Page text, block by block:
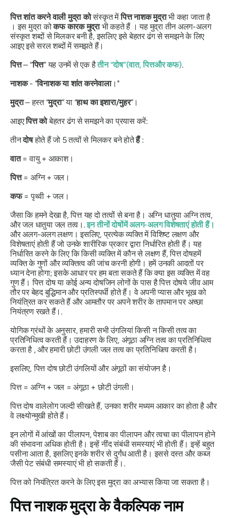
पित्तशांत करने वालीमुद्रा कोसंस्कृत मेंपित्त नाशक मुद्राभी कहा जाता है
। इसमुद्रा कोकफ कारक मुद्राभी कहते हैं । यहमुद्रातीन अलग-अलग
संस्कृत शब्दों से मिलकर बनी है, इसलिए इसे बेहतर ढंग से समझने के लिए
आइएइसे सरल शब्दों में समझते हैं।
पित्त– “पित्त”यह उनमें से एक हैतीन “दोष”(वात,पित्तऔरकफ).
नाशक- "विनाशकयाशांत करनेवाला।"
मुद्रा– हस्त “मुद्रा”या “हाथ का इशारा/मुहर”।
आइएपित्त कोबेहतर ढंग से समझने का प्रयास करें:
तीनदोषहोते हैं जो 5 तत्वों से मिलकर बने होतेहैं:
वात= वायु + आकाश।
पित्त= अग्नि + जल।
कफ= पृथ्वी + जल।
जैसा कि हमने देखा है,पित्तयह दो तत्वों से बना है। अग्नि धातुया अग्नि तत्व,
और जल धातुया जल तत्व।.इन तीनोंदोषोंमें अलग-अलग विशेषताएं होती हैं।
और अलग-अलग लक्षण। इसलिए, प्रत्येक व्यक्ति में विशिष्ट लक्षण और
विशेषताएं होती हैं जो उनके शारीरिक प्रकार द्वारा निर्धारित होती हैं। यह
निर्धारित करने के लिए कि किसी व्यक्ति में कौन से लक्षण हैं,पित्तदोषहमें
व्यक्ति के गुणों और व्यक्तित्व की जांच करनी होगी। हमें उनकी आदतों पर
ध्यान देना होगा; इसके आधार पर हम बता सकते हैं कि क्या इस व्यक्ति में वह
गुण हैं।पित्त दोषया कोई अन्यदोषजिन लोगों के पास हैपित्तदोषये जीव आम
तौर पर बेहद बुद्धिमान और प्रतिस्पर्धी होते हैं। वे अपनी प्यास और भूख को
नियंत्रित कर सकते हैं और आमतौर पर अपने शरीर के तापमान पर अच्छा
नियंत्रण रखते हैं।.
योगिक ग्रंथों के अनुसार, हमारी सभी उंगलियां किसी न किसी तत्व का
प्रतिनिधित्व करती हैं। उदाहरण के लिए, अंगूठा अग्नि तत्व का प्रतिनिधित्व
करता है , और हमारी छोटी उंगली जल तत्व का प्रतिनिधित्व करती है।
इसलिए,पित्त दोषछोटी उंगलियों और अंगूठों का संयोजन है।
पित्त= अग्नि + जल = अंगूठा + छोटी उंगली।
पित्तदोष वालेलोग जल्दी सीखते हैं, उनका शरीर मध्यम आकार का होता है और
वे लक्ष्योन्मुखी होते हैं।
इन लोगों में आंखों का पीलापन, पेशाब का पीलापन और त्वचा का पीलापन होने
की संभावना अधिक होती है। इन्हें नींद संबंधी समस्याएं भी होती हैं। इन्हें बहुत
पसीना आता है, इसलिए इनके शरीर से दुर्गंध आती है। इससे दस्त और कब्ज
जैसी पेट संबंधी समस्याएं भी हो सकती हैं।.
पित्तको नियंत्रित करने के लिए इसमुद्रा काअभ्यास किया जा सकता है।
पित्त नाशक मुद्राके वैकल्पिक नाम